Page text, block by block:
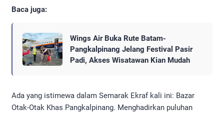
Baca juga:
Wings Air Buka Rute Batam-
Pangkalpinang Jelang Festival Pasir
Padi, Akses Wisatawan Kian Mudah
​Ada yang istimewa dalam Semarak Ekraf kali ini: Bazar
Otak-Otak Khas Pangkalpinang. Menghadirkan puluhan